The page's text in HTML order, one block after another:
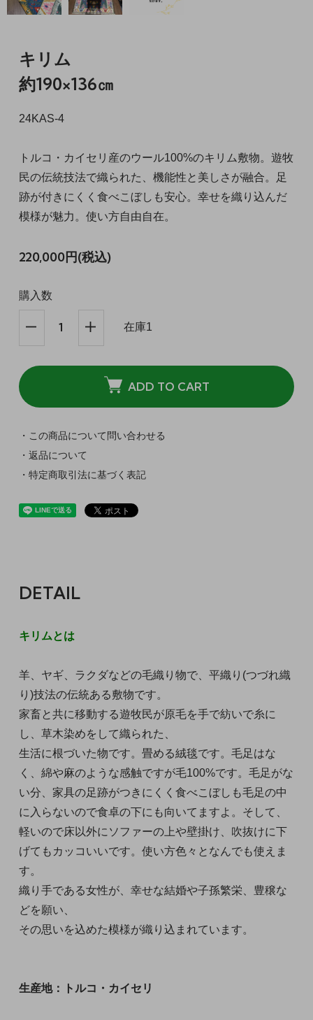
キリム
約190×136㎝
24KAS-4
トルコ・カイセリ産のウール100%のキリム敷物。遊牧
民の伝統技法で織られた、機能性と美しさが融合。足
跡が付きにくく食べこぼしも安心。幸せを織り込んだ
模様が魅力。使い方自由自在。
220,000円(税込)
購入数
在庫1
ADD TO CART
・この商品について問い合わせる
・返品について
・特定商取引法に基づく表記
DETAIL
キリムとは
羊、ヤギ、ラクダなどの毛織り物で、平織り(つづれ織
り)技法の伝統ある敷物です。
家畜と共に移動する遊牧民が原毛を手で紡いで糸に
し、草木染めをして織られた、
生活に根づいた物です。畳める絨毯です。毛足はな
く、綿や麻のような感触ですが毛100%です。毛足がな
い分、家具の足跡がつきにくく食べこぼしも毛足の中
に入らないので食卓の下にも向いてますよ。そして、
軽いので床以外にソファーの上や壁掛け、吹抜けに下
げてもカッコいいです。使い方色々となんでも使えま
す。
織り手である女性が、幸せな結婚や子孫繁栄、豊穣な
どを願い、
その思いを込めた模様が織り込まれています。
生産地：トルコ・カイセリ